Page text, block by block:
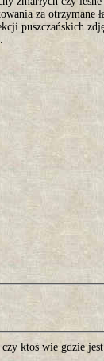
za otrzymane
puszczańskich
ktoś wie gdzie jest